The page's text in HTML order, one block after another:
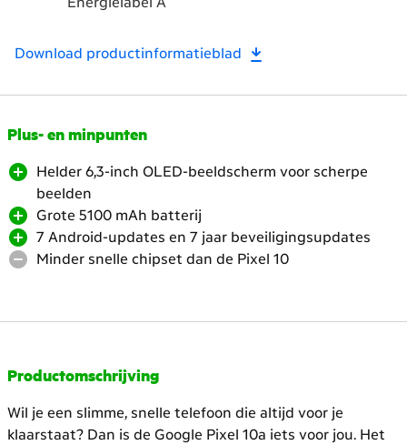
Download productinformatieblad
Scroll
beneden.
Heropen
de
headings
voor
Plus- en minpunten
Helder 6,3-inch OLED-beeldscherm voor scherpe
beelden
Grote 5100 mAh batterij
7 Android-updates en 7 jaar beveiligingsupdates
Minder snelle chipset dan de Pixel 10
Productomschrijving
Wil je een slimme, snelle telefoon die altijd voor je
klaarstaat? Dan is de Google Pixel 10a iets voor jou. Het